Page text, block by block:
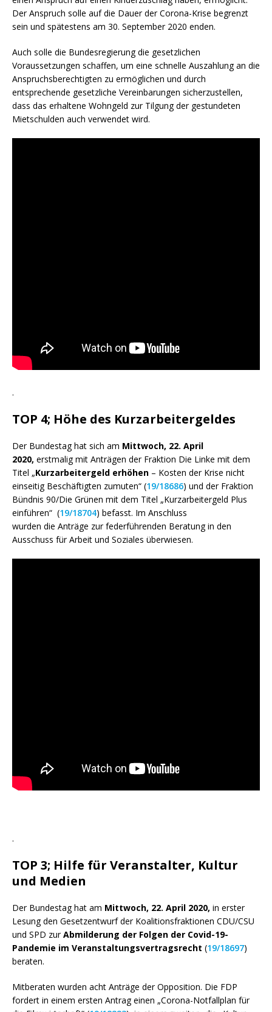
Der Anspruch solle auf die Dauer der Corona-Krise begrenzt
sein und spätestens am 30. September 2020 enden.
Auch solle die Bundesregierung die gesetzlichen
Voraussetzungen schaffen, um eine schnelle Auszahlung an die
Anspruchsberechtigten zu ermöglichen und durch
entsprechende gesetzliche Vereinbarungen sicherzustellen,
dass das erhaltene Wohngeld zur Tilgung der gestundeten
Mietschulden auch verwendet wird.
.
TOP 4; Höhe des Kurzarbeitergeldes
Der Bundestag hat sich am Mittwoch, 22. April
2020, erstmalig mit Anträgen der Fraktion Die Linke mit dem
Titel „Kurzarbeitergeld erhöhen – Kosten der Krise nicht
einseitig Beschäftigten zumuten“ (19/18686) und der Fraktion
Bündnis 90/Die Grünen mit dem Titel „Kurzarbeitergeld Plus
einführen“ (19/18704) befasst. Im Anschluss
wurden die Anträge zur federführenden Beratung in den
Ausschuss für Arbeit und Soziales überwiesen.
.
TOP 3; Hilfe für Veranstalter, Kultur
und Medien
Der Bundestag hat am Mittwoch, 22. April 2020, in erster
Lesung den Gesetzentwurf der Koalitionsfraktionen CDU/CSU
und SPD zurAbmilderung der Folgen der Covid-19-
Pandemie im Veranstaltungsvertragsrecht (19/18697)
beraten.
Mitberaten wurden acht Anträge der Opposition. Die FDP
fordert in einem ersten Antrag einen „Corona-Notfallplan für